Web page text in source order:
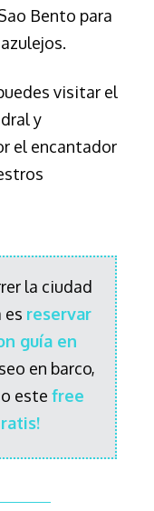
Bento para
visitar el
y
el encantador
la ciudad
es reservar
guía en
en barco,
este free